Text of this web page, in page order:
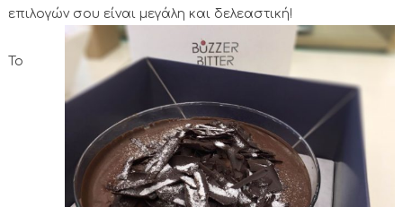
επιλογών σου είναι μεγάλη και δελεαστική!
Το